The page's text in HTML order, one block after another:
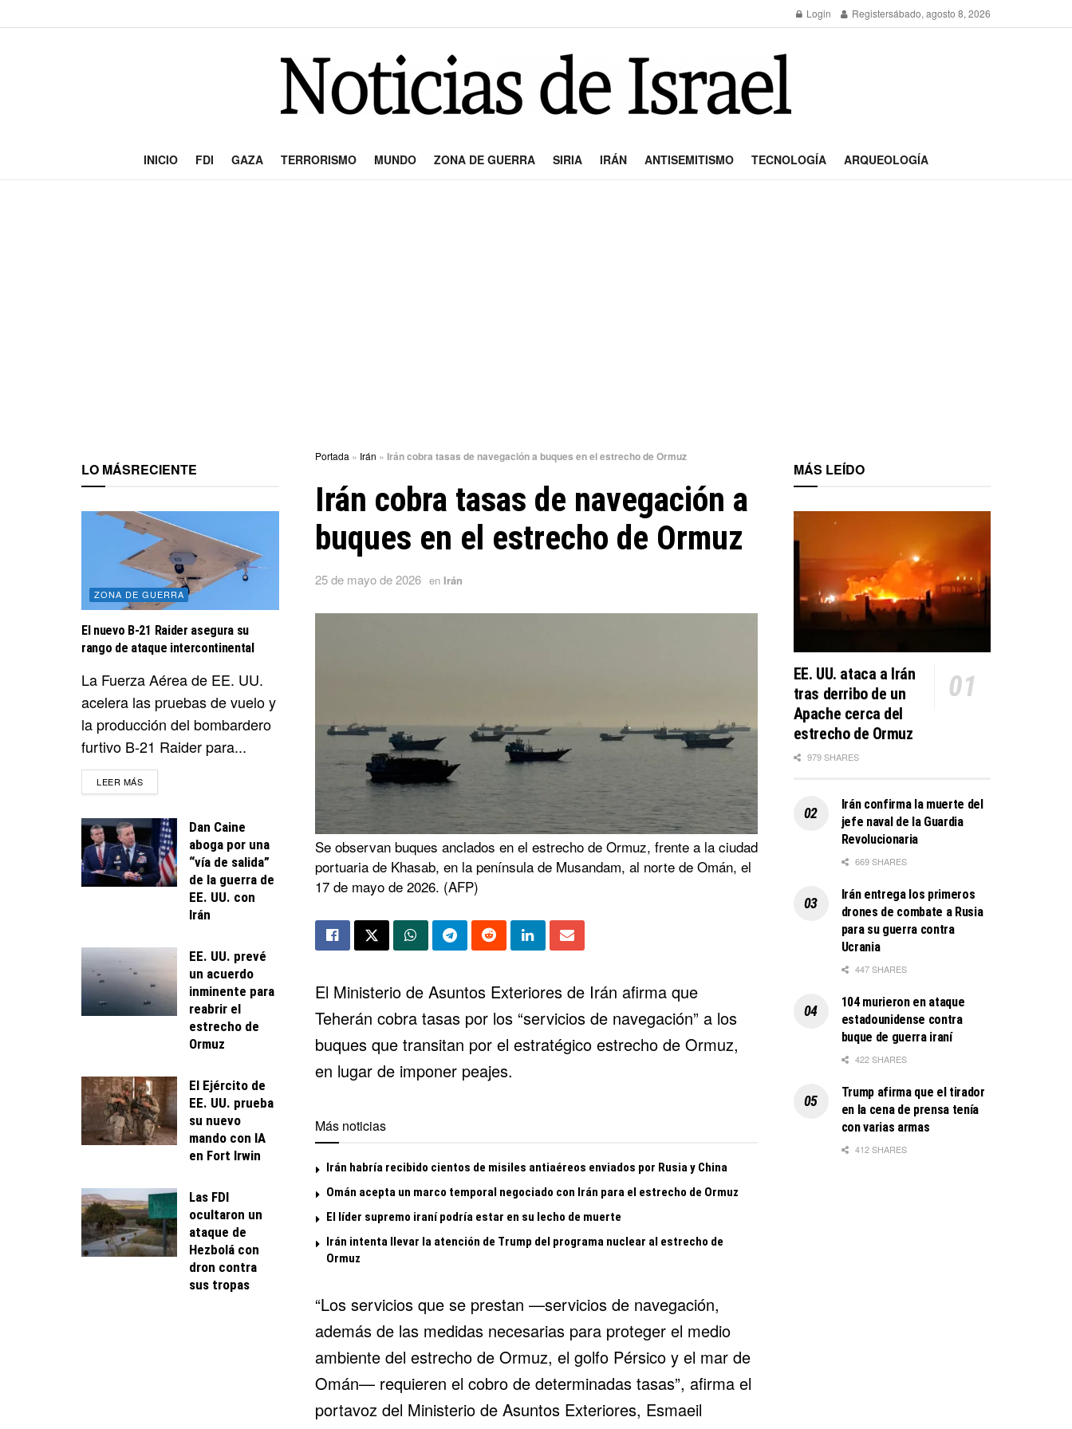
Login Registersábado, agosto 8, 2026
INICIO FDI GAZA TERRORISMO MUNDO ZONA DE GUERRA SIRIA IRÁN ANTISEMITISMO TECNOLOGÍA ARQUEOLOGÍA
Portada » Irán » Irán cobra tasas de navegación a buques en el estrecho de Ormuz
Irán cobra tasas de navegación a
buques en el estrecho de Ormuz
25 de mayo de 2026 en Irán
Se observan buques anclados en el estrecho de Ormuz, frente a la ciudad
portuaria de Khasab, en la península de Musandam, al norte de Omán, el
17 de mayo de 2026. (AFP)
El Ministerio de Asuntos Exteriores de Irán afirma que
Teherán cobra tasas por los “servicios de navegación” a los
buques que transitan por el estratégico estrecho de Ormuz,
en lugar de imponer peajes.
Más noticias
Irán habría recibido cientos de misiles antiaéreos enviados por Rusia y China
Omán acepta un marco temporal negociado con Irán para el estrecho de Ormuz
El líder supremo iraní podría estar en su lecho de muerte
Irán intenta llevar la atención de Trump del programa nuclear al estrecho de
Ormuz
“Los servicios que se prestan —servicios de navegación,
además de las medidas necesarias para proteger el medio
ambiente del estrecho de Ormuz, el golfo Pérsico y el mar de
Omán— requieren el cobro de determinadas tasas”, afirma el
portavoz del Ministerio de Asuntos Exteriores, Esmaeil
LO MÁSRECIENTE
ZONA DE GUERRA
El nuevo B-21 Raider asegura su
rango de ataque intercontinental
La Fuerza Aérea de EE. UU.
acelera las pruebas de vuelo y
la producción del bombardero
furtivo B-21 Raider para...
LEER MÁSDETAILS
Dan Caine
aboga por una
“vía de salida”
de la guerra de
EE. UU. con
Irán
EE. UU. prevé
un acuerdo
inminente para
reabrir el
estrecho de
Ormuz
El Ejército de
EE. UU. prueba
su nuevo
mando con IA
en Fort Irwin
Las FDI
ocultaron un
ataque de
Hezbolá con
dron contra
sus tropas
MÁS LEÍDO
EE. UU. ataca a Irán
tras derribo de un
Apache cerca del
estrecho de Ormuz
979 SHARES
Irán confirma la muerte del
jefe naval de la Guardia
Revolucionaria
669 SHARES
Irán entrega los primeros
drones de combate a Rusia
para su guerra contra
Ucrania
447 SHARES
104 murieron en ataque
estadounidense contra
buque de guerra iraní
422 SHARES
Trump afirma que el tirador
en la cena de prensa tenía
con varias armas
412 SHARES